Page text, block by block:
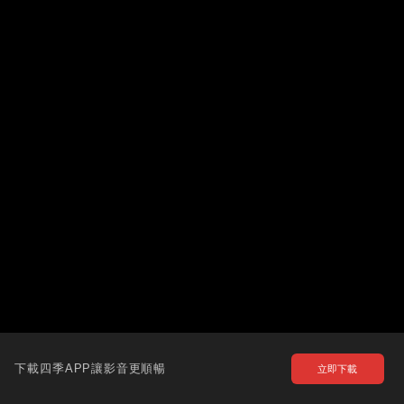
下載四季APP讓影音更順暢 立即下載